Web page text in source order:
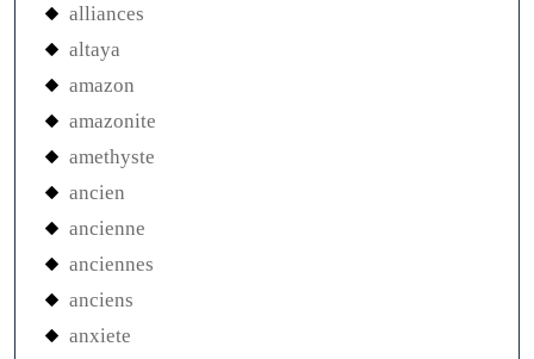
alliances
altaya
amazon
amazonite
amethyste
ancien
ancienne
anciennes
anciens
anxiete